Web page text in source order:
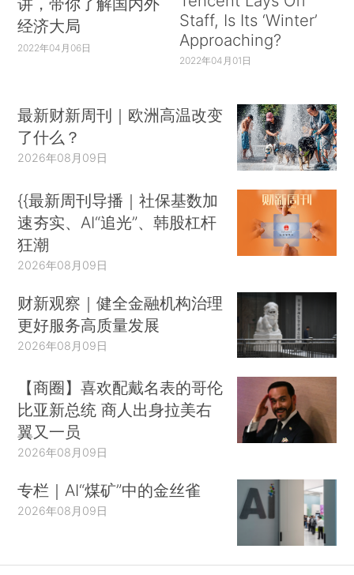
经济大局
2022年04月06日
Staff, Is Its ‘Winter’
Approaching?
2022年04月01日
最新财新周刊｜欧洲高温改变
了什么？
2026年08月09日
{{最新周刊导播｜社保基数加
速夯实、AI“追光”、韩股杠杆
狂潮
2026年08月09日
财新观察｜健全金融机构治理
更好服务高质量发展
2026年08月09日
【商圈】喜欢配戴名表的哥伦
比亚新总统 商人出身拉美右
翼又一员
2026年08月09日
专栏｜AI“煤矿”中的金丝雀
2026年08月09日